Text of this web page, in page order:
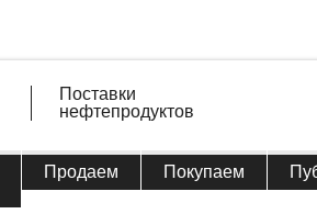
Поставки
нефтепродуктов
Продаем Покупаем